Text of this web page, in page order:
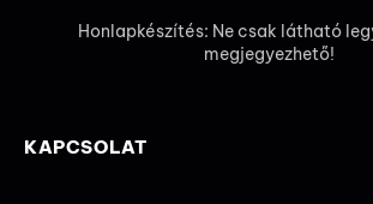
Honlapkészítés: Ne csak látható
megjegyezhető!
KAPCSOLAT